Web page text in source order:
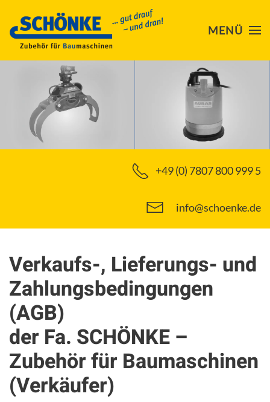
Skip to main content MENÜ
+49 (0) 7807 800 999 5
info@schoenke.de
Verkaufs-, Lieferungs- und
Zahlungsbedingungen
(AGB)
der Fa. SCHÖNKE –
Zubehör für Baumaschinen
(Verkäufer)